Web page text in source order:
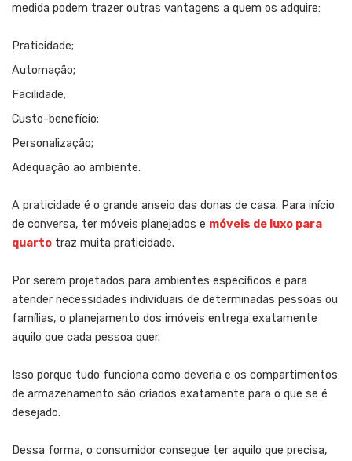
medida podem trazer outras vantagens a quem os adquire:
Praticidade;
Automação;
Facilidade;
Custo-benefício;
Personalização;
Adequação ao ambiente.
A praticidade é o grande anseio das donas de casa. Para início
de conversa, ter móveis planejados e móveis de luxo para
quarto traz muita praticidade.
Por serem projetados para ambientes específicos e para
atender necessidades individuais de determinadas pessoas ou
famílias, o planejamento dos imóveis entrega exatamente
aquilo que cada pessoa quer.
Isso porque tudo funciona como deveria e os compartimentos
de armazenamento são criados exatamente para o que se é
desejado.
Dessa forma, o consumidor consegue ter aquilo que precisa,